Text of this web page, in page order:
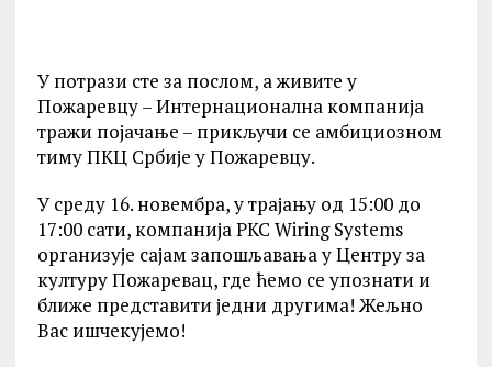
У потрази сте за послом, а живите у
Пожаревцу – Интернационална компанија
тражи појачање – прикључи се амбициозном
тиму ПKЦ Србије у Пожаревцу.
У среду 16. новембра, у трајању од 15:00 до
17:00 сати, компанија PKC Wiring Systems
организује сајам запошљавања у Центру за
културу Пожаревац, где ћемо се упознати и
ближе представити једни другима! Жељно
Вас ишчекујемо!